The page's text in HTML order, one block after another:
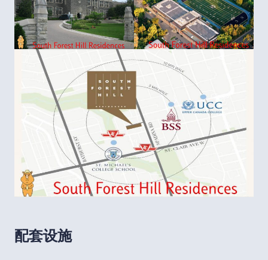
配套设施